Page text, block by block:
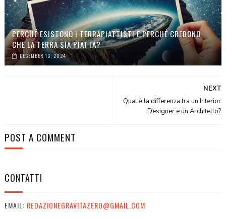
PERCHÉ ESISTONO I TERRAPIATTISTI E PERCHÉ CREDONO
CHE LA TERRA SIA PIATTA?
DECEMBER 13, 2024
NEXT
Qual è la differenza tra un Interior
Designer e un Architetto?
POST A COMMENT
CONTATTI
EMAIL: REDAZIONEGRAVITAZERO@GMAIL.COM